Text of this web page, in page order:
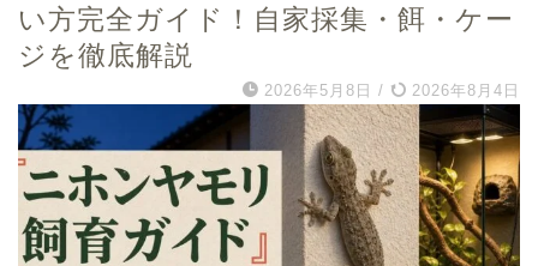
い方完全ガイド！自家採集・餌・ケー
ジを徹底解説
2026年5月8日 / 2026年8月4日